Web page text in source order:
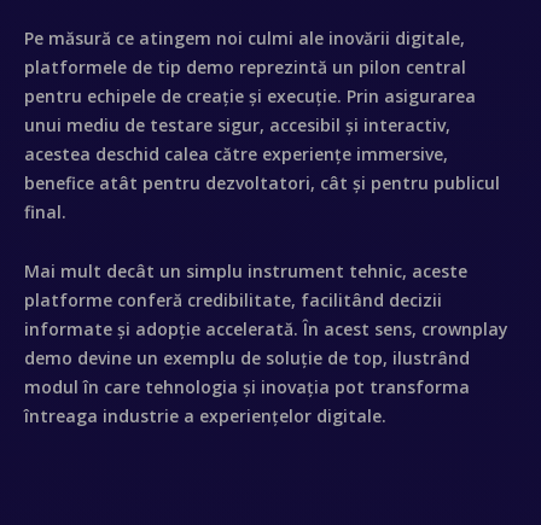
Pe măsură ce atingem noi culmi ale inovării digitale,
platformele de tip demo reprezintă un pilon central
pentru echipele de creație și execuție. Prin asigurarea
unui mediu de testare sigur, accesibil și interactiv,
acestea deschid calea către experiențe immersive,
benefice atât pentru dezvoltatori, cât și pentru publicul
final.
Mai mult decât un simplu instrument tehnic, aceste
platforme conferă credibilitate, facilitând decizii
informate și adopție accelerată. În acest sens, crownplay
demo devine un exemplu de soluție de top, ilustrând
modul în care tehnologia și inovația pot transforma
întreaga industrie a experiențelor digitale.